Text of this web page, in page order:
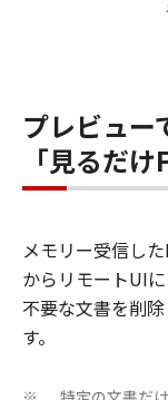
プレビュー
「見るだけ
メモリー受信し
からリモートUI
不要な文書を削
す。